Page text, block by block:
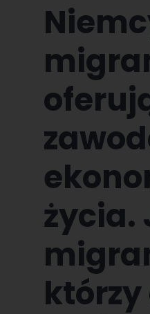
życia.